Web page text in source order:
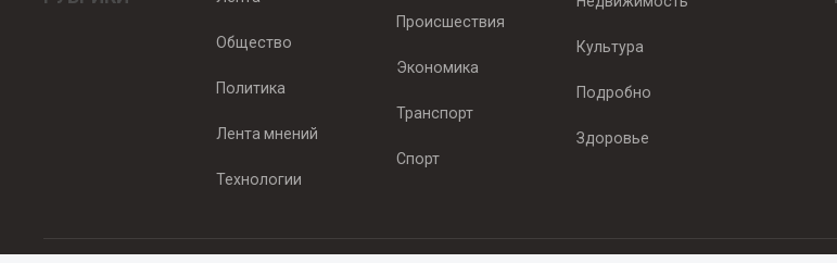
Общество
Политика
Лента мнений
Технологии
Происшествия
Экономика
Транспорт
Спорт
Культура
Подробно
Здоровье